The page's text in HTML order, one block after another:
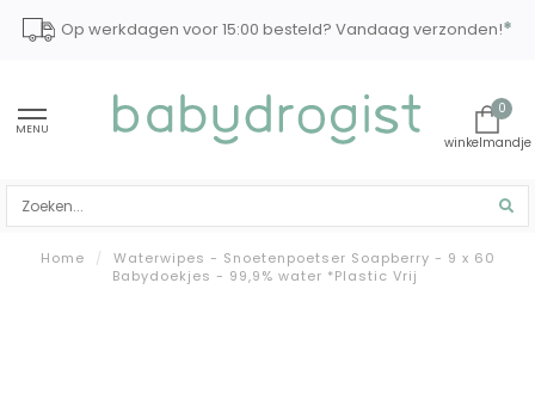
Op werkdagen voor 15:00 besteld? Vandaag verzonden!*
MENU
0
Home /
Waterwipes - Snoetenpoetser Soapberry - 9 x 60
Babydoekjes - 99,9% water *Plastic Vrij